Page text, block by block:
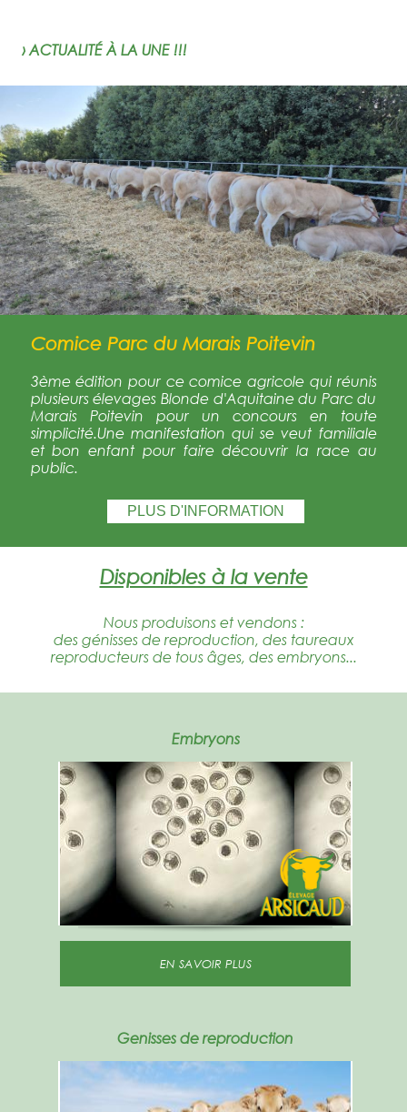
› ACTUALITÉ À LA UNE !!!
Comice Parc du Marais Poitevin
3ème édition pour ce comice agricole qui réunis
plusieurs élevages Blonde d'Aquitaine du Parc du
Marais Poitevin pour un concours en toute
simplicité.Une manifestation qui se veut familiale
et bon enfant pour faire découvrir la race au
public.
PLUS D'INFORMATION
Disponibles à la vente
Nous produisons et vendons :
des génisses de reproduction, des taureaux
reproducteurs de tous âges, des embryons...
Embryons
EN SAVOIR PLUS
Genisses de reproduction